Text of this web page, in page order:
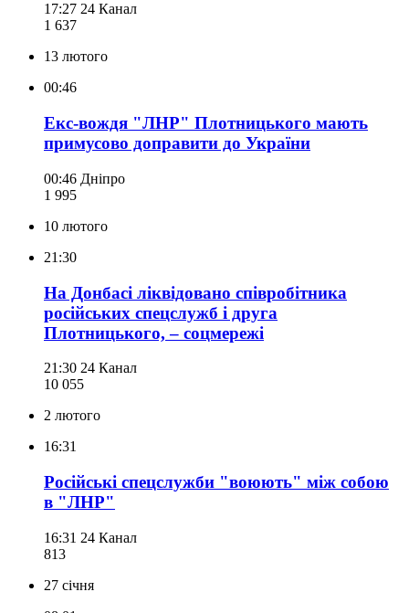
17:27 24 Канал
1 637
13 лютого
00:46
Екс-вождя "ЛНР" Плотницького мають
примусово доправити до України
00:46 Дніпро
1 995
10 лютого
21:30
На Донбасі ліквідовано співробітника
російських спецслужб і друга
Плотницького, – соцмережі
21:30 24 Канал
10 055
2 лютого
16:31
Російські спецслужби "воюють" між собою
в "ЛНР"
16:31 24 Канал
813
27 січня